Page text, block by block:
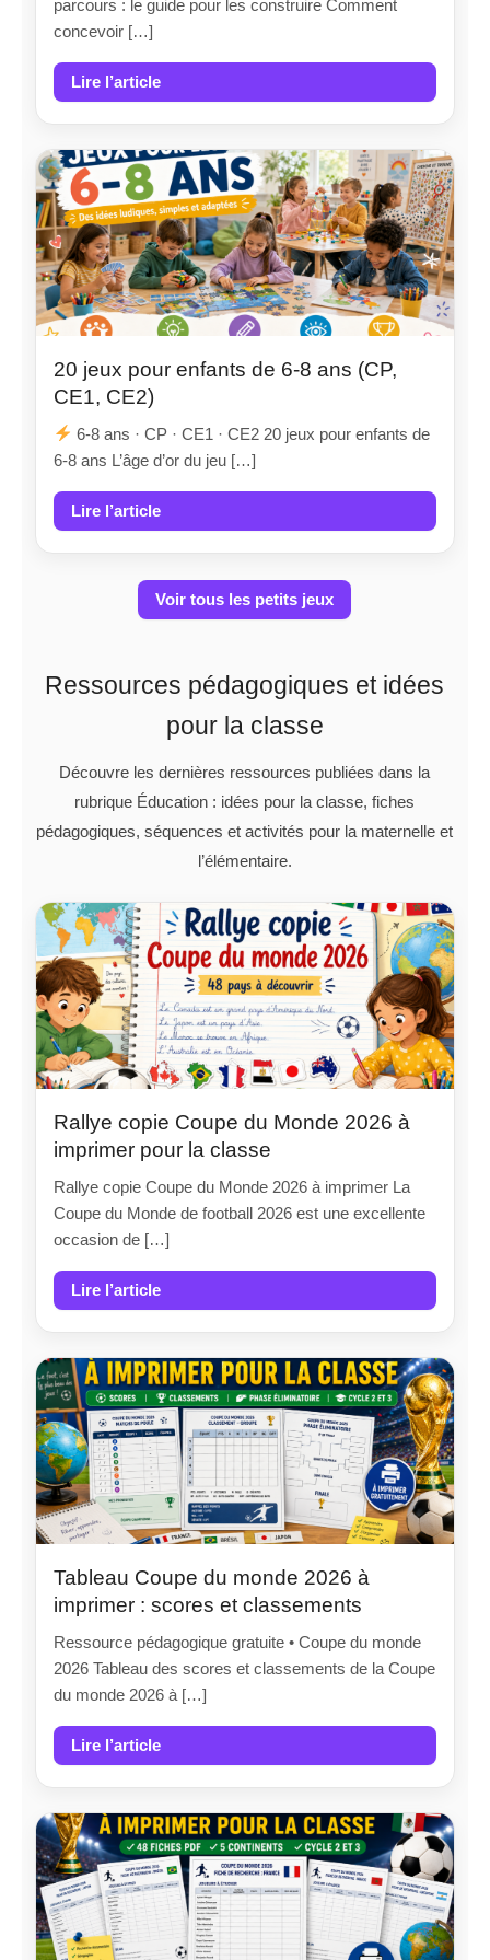
parcours : le guide pour les construire Comment
concevoir […]
Lire l’article
20 jeux pour enfants de 6-8 ans (CP,
CE1, CE2)
6-8 ans · CP · CE1 · CE2 20 jeux pour enfants de
6-8 ans L’âge d’or du jeu […]
Lire l’article
Voir tous les petits jeux
Ressources pédagogiques et idées
pour la classe
Découvre les dernières ressources publiées dans la
rubrique Éducation : idées pour la classe, fiches
pédagogiques, séquences et activités pour la maternelle et
l’élémentaire.
Rallye copie Coupe du Monde 2026 à
imprimer pour la classe
Rallye copie Coupe du Monde 2026 à imprimer La
Coupe du Monde de football 2026 est une excellente
occasion de […]
Lire l’article
Tableau Coupe du monde 2026 à
imprimer : scores et classements
Ressource pédagogique gratuite • Coupe du monde
2026 Tableau des scores et classements de la Coupe
du monde 2026 à […]
Lire l’article